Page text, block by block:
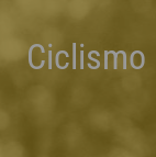
Ciclismo